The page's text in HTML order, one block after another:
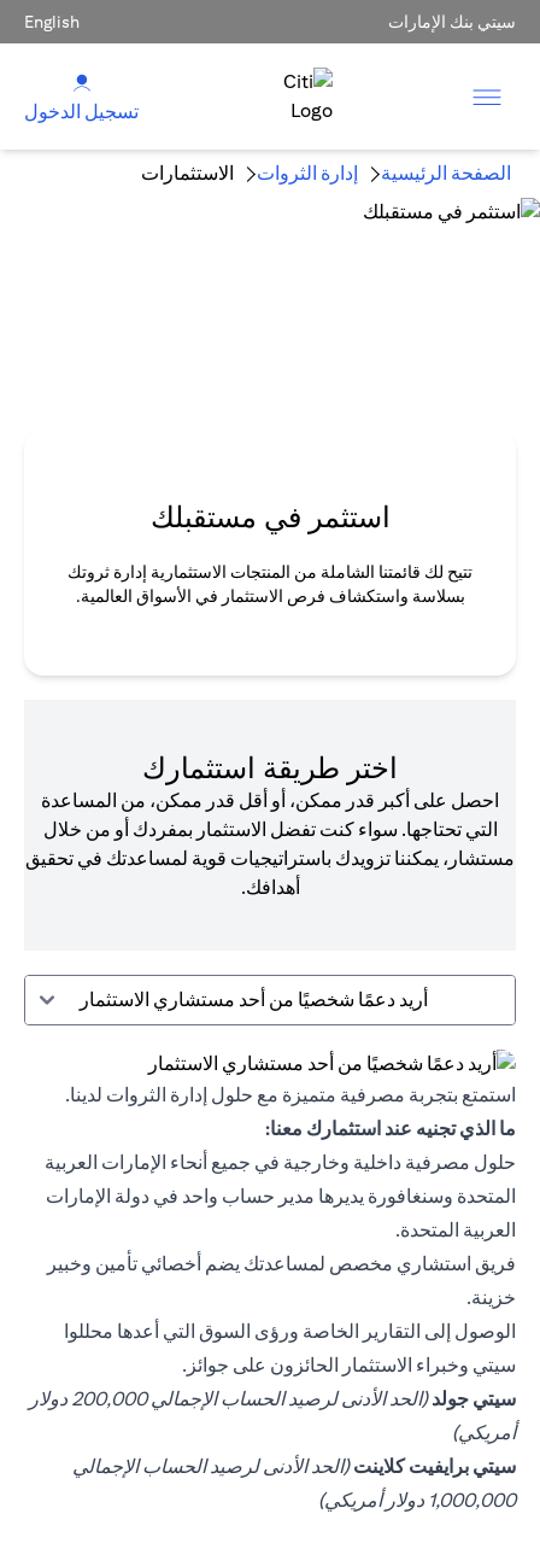
سيتي بنك الإمارات English
تسجيل الدخول
الصفحة الرئيسية إدارة الثروات الاستثمارات
استثمر في مستقبلك
تتيح لك قائمتنا الشاملة من المنتجات الاستثمارية إدارة ثروتك
بسلاسة واستكشاف فرص الاستثمار في الأسواق العالمية.
اختر طريقة استثمارك
احصل على أكبر قدر ممكن، أو أقل قدر ممكن، من المساعدة
التي تحتاجها. سواء كنت تفضل الاستثمار بمفردك أو من خلال
مستشار، يمكننا تزويدك باستراتيجيات قوية لمساعدتك في تحقيق
أهدافك.
أريد دعمًا شخصيًا من أحد مستشاري الاستثمار
استمتع بتجربة مصرفية متميزة مع حلول إدارة الثروات لدينا.
ما الذي تجنيه عند استثمارك معنا:
حلول مصرفية داخلية وخارجية في جميع أنحاء الإمارات العربية
المتحدة وسنغافورة يديرها مدير حساب واحد في دولة الإمارات
العربية المتحدة.
فريق استشاري مخصص لمساعدتك يضم أخصائي تأمين وخبير
خزينة.
الوصول إلى التقارير الخاصة ورؤى السوق التي أعدها محللوا
سيتي وخبراء الاستثمار الحائزون على جوائز.
سيتي جولد(opens in a new tab)
(الحد الأدنى لرصيد الحساب الإجمالي 200,000 دولار
أمريكي)
سيتي برايفيت كلاينت(opens in a new tab)(الحد الأدنى لرصيد الحساب الإجمالي
1,000,000 دولار أمريكي)